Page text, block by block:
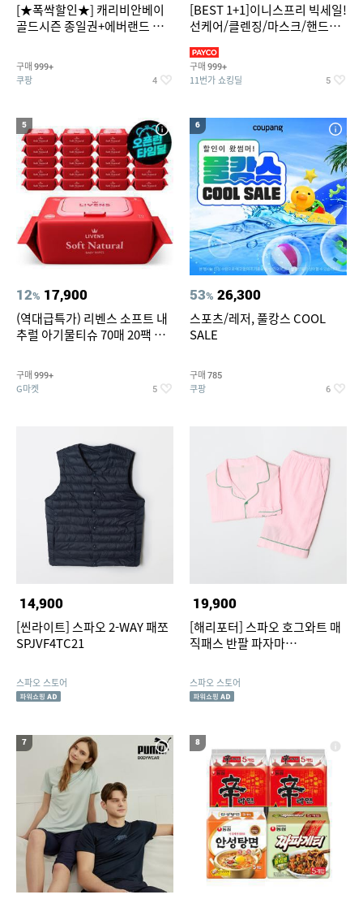
[★폭싹할인★] 캐리비안베이
골드시즌 종일권+에버랜드 오
구매 999+
쿠팡 4
[BEST 1+1]이니스프리 빅세일!
선케어/클렌징/마스크/핸드크
구매 999+
11번가 쇼킹딜 5
5
12% 17,900
(역대급특가) 리벤스 소프트 내
추럴 아기물티슈 70매 20팩 캡
구매 999+
G마켓 5
6
53% 26,300
스포츠/레저, 풀캉스 COOL
SALE
구매 785
쿠팡 6
14,900
[씬라이트] 스파오 2-WAY 패쪼
SPJVF4TC21
스파오 스토어
19,900
[해리포터] 스파오 호그와트 매
직패스 반팔 파자마
스파오 스토어
7 8